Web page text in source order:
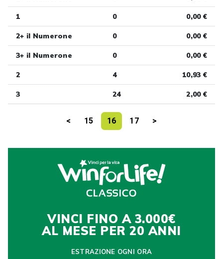
1 0 0,00 €
2+ il Numerone 0 0,00 €
3+ il Numerone 0 0,00 €
2 4 10,93 €
3 24 2,00 €
< 15 16 17 >
VINCI FINO A 3.000€
AL MESE PER 20 ANNI
ESTRAZIONE OGNI ORA